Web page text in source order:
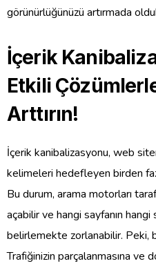
görünürlüğünüzü artırmada
İçerik
Etkili
Arttırın!
İçerik kanibalizasyonu, web
kelimeleri hedefleyen birden
Bu durum, arama motorları
açabilir ve hangi sayfanın hangi
belirlemekte zorlanabilir. Peki,
Trafiğinizin parçalanmasına ve